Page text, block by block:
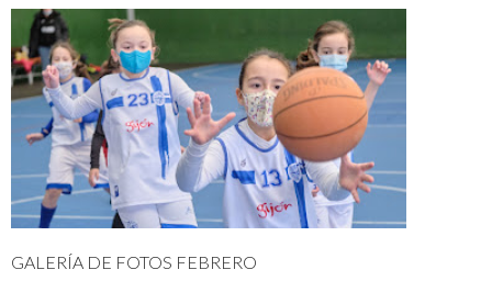
GALERÍA DE FOTOS FEBRERO